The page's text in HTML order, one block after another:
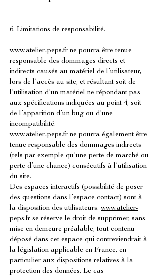
6. Limitations de responsabilité.
www.atelier-peps.fr ne pourra être tenue
responsable des dommages directs et
indirects causés au matériel de l’utilisateur,
lors de l’accès au site, et résultant soit de
l’utilisation d’un matériel ne répondant pas
aux spécifications indiquées au point 4, soit
de l’apparition d’un bug ou d’une
incompatibilité.
www.atelier-peps.fr ne pourra également être
tenue responsable des dommages indirects
(tels par exemple qu’une perte de marché ou
perte d’une chance) consécutifs à l’utilisation
du site.
Des espaces interactifs (possibilité de poser
des questions dans l’espace contact) sont à
la disposition des utilisateurs. www.atelier-
peps.fr se réserve le droit de supprimer, sans
mise en demeure préalable, tout contenu
déposé dans cet espace qui contreviendrait à
la législation applicable en France, en
particulier aux dispositions relatives à la
protection des données. Le cas